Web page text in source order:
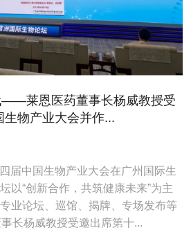
——莱恩医药董事长杨威教授受
物产业大会并作...
届中国生物产业大会在广州国际生
以“创新合作，共筑健康未来”为主
业论坛、巡馆、揭牌、专场发布等
长杨威教授受邀出席第十...